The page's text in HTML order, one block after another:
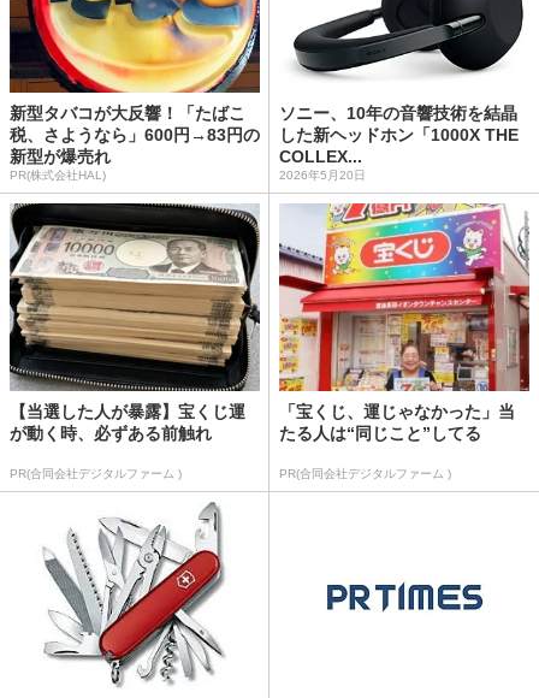
新型タバコが大反響！「たばこ
税、さようなら」600円→83円の
新型が爆売れ
PR(株式会社HAL)
ソニー、10年の音響技術を結晶
した新ヘッドホン「1000X THE
COLLEX...
2026年5月20日
【当選した人が暴露】宝くじ運
が動く時、必ずある前触れ
PR(合同会社デジタルファーム )
「宝くじ、運じゃなかった」当
たる人は“同じこと”してる
PR(合同会社デジタルファーム )